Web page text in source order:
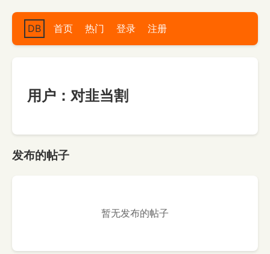
DB 首页 热门 登录 注册
用户：对韭当割
发布的帖子
暂无发布的帖子